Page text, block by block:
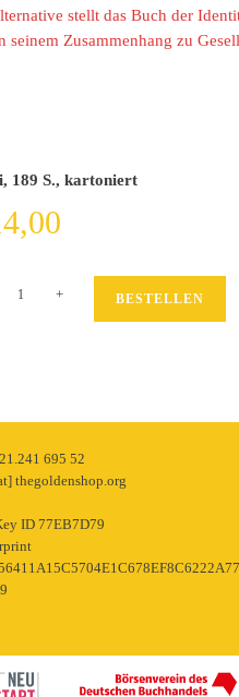
stellt das Buch der
seinem Zusammenhang zu
189 S., kartoniert
+ BESTELLEN
695 52
thegoldenshop.org
ID 77EB7D79